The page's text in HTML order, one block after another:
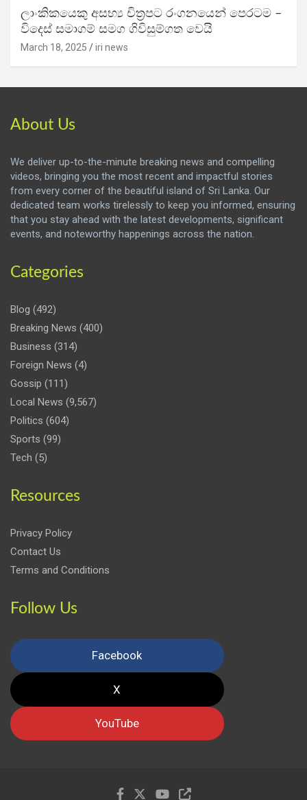
ලාංකිකයෙකු අසභ්‍ය චිත්‍රපට රංගනයෙන් පෙරටම –
විදෙස් සමාගම් සමග ගිවිසුම්ගත වෙයි
March 18, 2025 iri news
About Us
We deliver up-to-the-minute breaking news and compelling
videos, bringing you the most recent and impactful stories
from every corner of the beautiful island of Sri Lanka. Our
dedicated team works tirelessly to keep you informed, ensuring
that you stay ahead with the latest developments, significant
events, and noteworthy happenings across the nation.
Categories
Blog (492)
Breaking News (400)
Business (314)
Foreign News (4)
Gossip (111)
Local News (9,567)
Politics (604)
Sports (99)
Tech (5)
Resources
Privacy Policy
Contact Us
Terms and Conditions
Follow Us
Facebook
X
YouTube